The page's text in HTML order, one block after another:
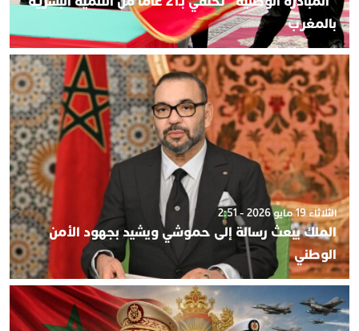
بالمغرب
الثلاثاء 19 مايو 2026 - 2:51
الملك يبعث رسالة إلى حموشي ويشيد بجهود الأمن
الوطني